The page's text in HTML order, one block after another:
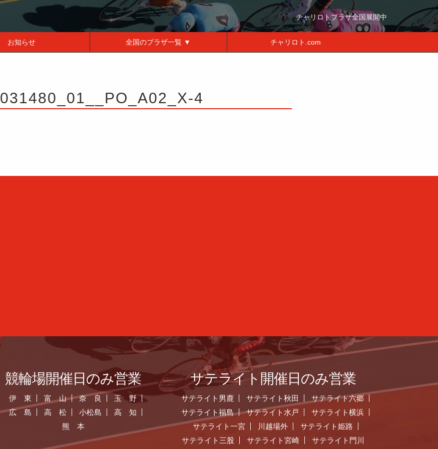
チャリロトプラザ全国展開中
お知らせ 全国のプラザ一覧 ▼ チャリロト.com
031480_01__PO_A02_X-4
競輪場開催日のみ営業
伊 東 富 山 奈 良
玉 野
広 島
高 松 小松島
高 知
熊 本
サテライト開催日のみ営業
サテライト男鹿 サテライト秋田
サテライト六郷
サテライト福島
サテライト水戸
サテライト横浜
サテライト一宮
川越場外
サテライト姫路
サテライト三股
サテライト宮崎 サテライト門川